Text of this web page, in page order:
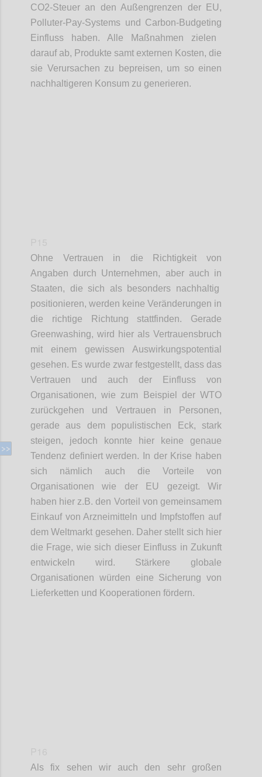
CO2-Steuer an den Außengrenzen der EU,
Polluter-Pay-Systems und Carbon-Budgeting
Einfluss
haben. Alle Maßnahmen zielen
daraufab, Produkte samt externen Kosten, die
sie Verursachen zu
bepreisen, um so einen
nachhaltigeren Konsum zu generieren.
Ohne Vertrauen in die Richtigkeit von
Angaben durch Unternehmen, aber auch in
Staaten, die sich als besonders nachhaltig
positionieren, werden keine Veränderungen in
die richtige Richtung stattfinden. Gerade
Greenwashing, wird hier als Vertrauensbruch
mit einem gewissen Auswirkungspotential
gesehen. Es wurde zwar festgestellt, dass das
Vertrauen und auch der Einfluss von
Organisationen, wie zum Beispiel der WTO
zurückgehen und Vertrauen in Personen,
gerade aus dem populistischen Eck, stark
steigen, jedoch konnte hier keine genaue
Tendenz definiert werden. In der Krise haben
sich nämlich auch die Vorteile von
Organisationen wie der EU gezeigt.Wir
haben hier z.B. den Vorteil von gemeinsamem
Einkaufvon Arzneimittel n und Impfstoffen auf
dem Weltmarkt gesehen. Daher stellt sich hier
die Frage, wie sich dieser Einfluss in Zukunft
entwickeln wird. Stärkere globale
Organisationen würden eine Sicherung von
Lieferketten und Kooperationen fördern.
Als fix sehen wir auch den sehr großen